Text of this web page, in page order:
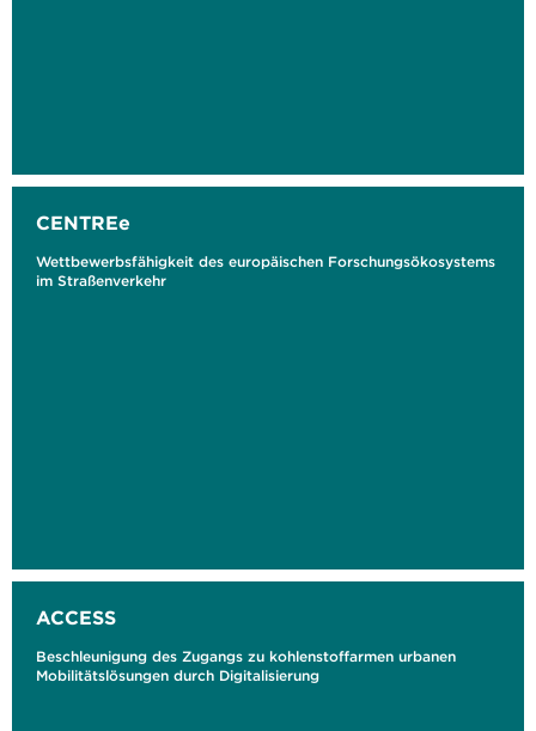
CENTREe
Wettbewerbsfähigkeit des europäischen Forschungsökosystems
im Straßenverkehr
ACCESS
Beschleunigung des Zugangs zu kohlenstoffarmen urbanen
Mobilitätslösungen durch Digitalisierung